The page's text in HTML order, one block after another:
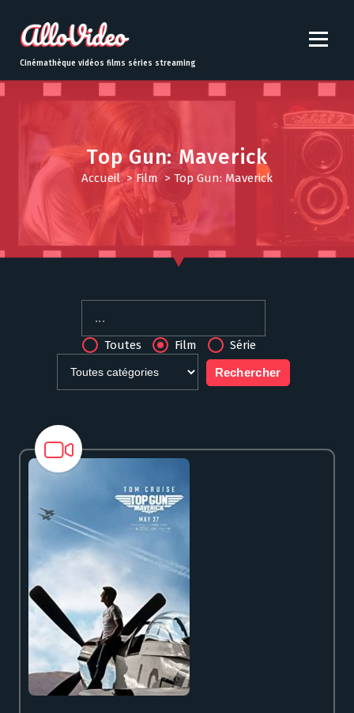
t
o
Cinémathèque vidéos films séries streaming
Top Gun: Maverick
Accueil> Film > Top Gun: Maverick
Toutes Film Série